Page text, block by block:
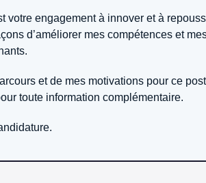
votre engagement à innover et à
d’améliorer mes compétences et
et de mes motivations pour ce
toute information complémentaire.